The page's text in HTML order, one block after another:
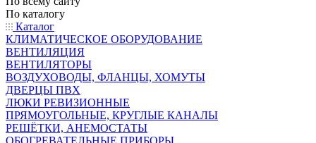
По каталогу
Каталог
КЛИМАТИЧЕСКОЕ ОБОРУДОВАНИЕ
ВЕНТИЛЯЦИЯ
ВЕНТИЛЯТОРЫ
ВОЗДУХОВОДЫ, ФЛАНЦЫ, ХОМУТЫ
ДВЕРЦЫ ПВХ
ЛЮКИ РЕВИЗИОННЫЕ
ПРЯМОУГОЛЬНЫЕ, КРУГЛЫЕ КАНАЛЫ
РЕШЁТКИ, АНЕМОСТАТЫ
ОБОГРЕВАТЕЛЬНЫЕ ПРИБОРЫ